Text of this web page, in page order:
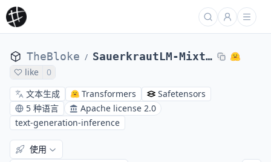
TheBloke / SauerkrautLM-Mixtral-8x7B-AWQ
like
0
文本生成
Transformers
Safetensors
5 种语言
Apache license 2.0
text-generation-inference
使用